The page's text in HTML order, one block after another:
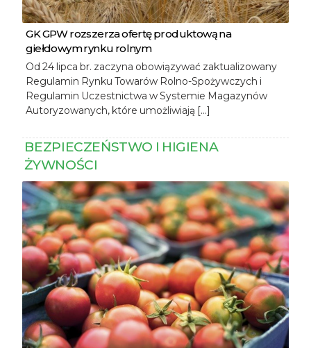
GK GPW rozszerza ofertę produktową na
giełdowym rynku rolnym
Od 24 lipca br. zaczyna obowiązywać zaktualizowany
Regulamin Rynku Towarów Rolno-Spożywczych i
Regulamin Uczestnictwa w Systemie Magazynów
Autoryzowanych, które umożliwiają […]
BEZPIECZEŃSTWO I HIGIENA
ŻYWNOŚCI